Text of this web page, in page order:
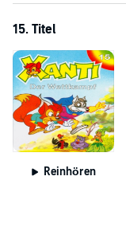
15. Titel
Reinhören